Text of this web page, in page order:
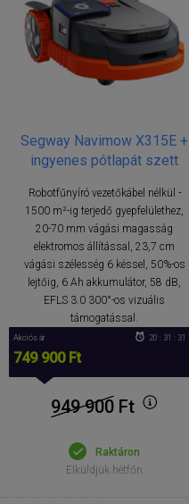
Segway Navimow X315E +
ingyenes pótlapát szett
Robotfűnyíró vezetőkábel nélkül -
1500 m²-ig terjedő gyepfelülethez,
20-70 mm vágási magasság
elektromos állítással, 23,7 cm
vágási szélesség 6 késsel, 50%-os
lejtőig, 6 Ah akkumulátor, 58 dB,
EFLS 3.0 300°-os vizuális
támogatással.
Akciós ár
749 900 Ft
20 : 31 : 30
949 900 Ft
Raktáron
Elküldjük hétfőn